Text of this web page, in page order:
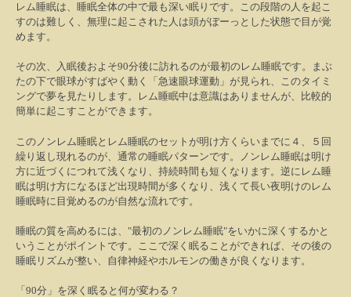
レム睡眠は、睡眠全体の中で最も深い眠りです。この段階の人を起こ
すのは難しく、無理に起こされた人は頭がぼーっとした状態で目が覚
めます。
その次、入眠後およそ90分後に訪れるのが最初のレム睡眠です。まぶ
たの下で眼球がすばやく動く「急速眼球運動」が見られ、このタイミ
ングで夢を見たりします。レム睡眠中は意識はありませんが、比較的
簡単に起こすことができます。
このノンレム睡眠とレム睡眠のセットが明け方くらいまでに４、５回
繰り返し現れるのが、通常の睡眠パターンです。ノンレム睡眠は明け
方に近づくにつれて浅くなり、持続時間も短くなります。逆にレム睡
眠は明け方になるほど出現時間が多くなり、浅くて長い夜明けのレム
睡眠時に目覚めるのが自然な流れです。
睡眠の質を高めるには、 "最初のノンレム睡眠"をいかに深くするかと
いうことがポイントです。ここで深く眠ることができれば、その後の
睡眠リズムが整い、自律神経やホルモンの働きが良くなります。
「90分」を深く眠ると何が変わる？